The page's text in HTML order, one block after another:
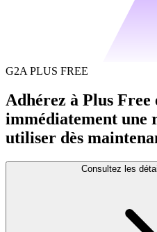
G2A PLUS FREE
Adhérez à Plus Free
immédiatement une
utiliser dès
Consultez les